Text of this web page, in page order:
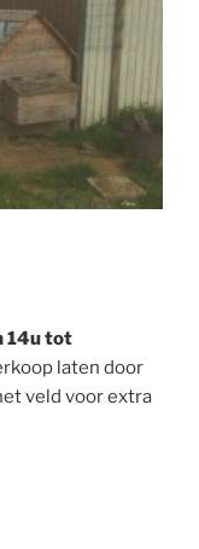
14u tot
laten door
veld voor extra